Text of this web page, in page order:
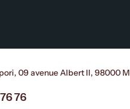
09 avenue Albert II, 98000
76